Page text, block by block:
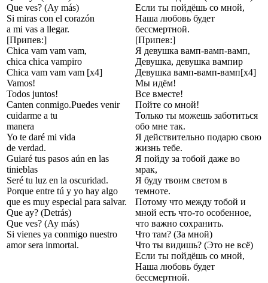
Que ves? (Ay más)
Si miras con el corazón
a mi vas a llegar.
[Припев:]
Chica vam vam vam,
chica chica vampiro
Chica vam vam vam [x4]
Vamos!
Todos juntos!
Canten conmigo.Puedes venir
cuidarme a tu
manera
Yo te daré mi vida
de verdad.
Guiaré tus pasos aún en las
tinieblas
Seré tu luz en la oscuridad.
Porque entre tú y yo hay algo
que es muy especial para salvar.
Que ay? (Detrás)
Que ves? (Ay más)
Si vienes ya conmigo nuestro
amor sera inmortal.
Если ты пойдёшь со мной,
Наша любовь будет
бессмертной.
[Припев:]
Я девушка вамп-вамп-вамп,
Девушка, девушка вампир
Девушка вамп-вамп-вамп[x4]
Мы идём!
Все вместе!
Пойте со мной!
Только ты можешь заботиться
обо мне так.
Я действительно подарю свою
жизнь тебе.
Я пойду за тобой даже во
мрак,
Я буду твоим светом в
темноте.
Потому что между тобой и
мной есть что-то особенное,
что важно сохранить.
Что там? (За мной)
Что ты видишь? (Это не всё)
Если ты пойдёшь со мной,
Наша любовь будет
бессмертной.